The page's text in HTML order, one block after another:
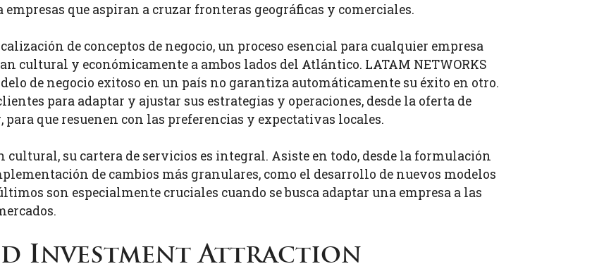
empresas que aspiran a cruzar fronteras geográficas y comerciales.
de conceptos de negocio, un proceso esencial para cualquier empresa
cultural y económicamente a ambos lados del Atlántico. LATAM NETWORKS
de negocio exitoso en un país no garantiza automáticamente su éxito en otro.
para adaptar y ajustar sus estrategias y operaciones, desde la oferta de
que resuenen con las preferencias y expectativas locales.
su cartera de servicios es integral. Asiste en todo, desde la formulación
de cambios más granulares, como el desarrollo de nuevos modelos
son especialmente cruciales cuando se busca adaptar una empresa a las
Investment Attraction